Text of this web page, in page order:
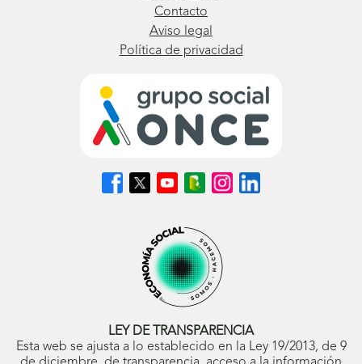
Contacto
Aviso legal
Política de privacidad
Síguenos
en
ventana
Síguenos
en
abrirá
en
ventana
nueva)
Síguenos
en
abrirá
en
ventana
nueva)
Síguenos
en
Blog
ONCE
(se
abrirá
en
ventana
Síguenos
en
abrirá
en
ventana
nueva)
Síguenos
en
LEY DE TRANSPARENCIA
Esta web se ajusta a lo establecido en la Ley 19/2013, de 9